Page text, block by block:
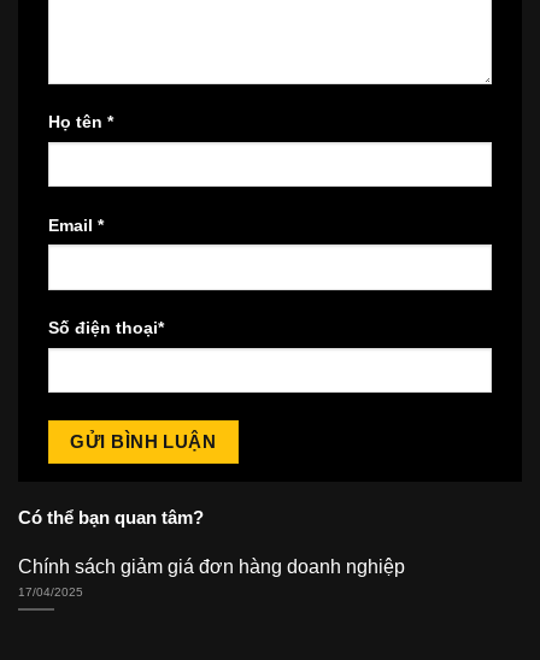
Họ tên *
Email *
Số điện thoại*
Có thể bạn quan tâm?
Chính sách giảm giá đơn hàng doanh nghiệp
17/04/2025